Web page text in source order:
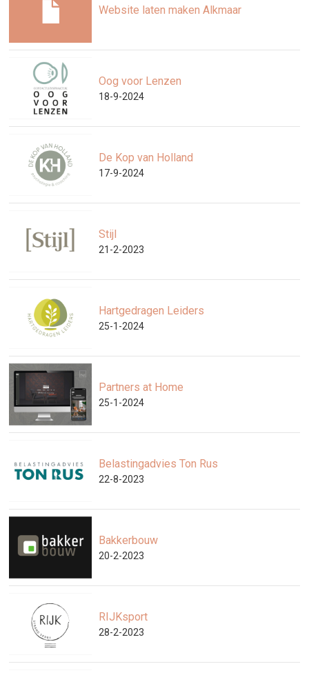
Website laten maken Alkmaar
Oog voor Lenzen
18-9-2024
De Kop van Holland
17-9-2024
Stijl
21-2-2023
Hartgedragen Leiders
25-1-2024
Partners at Home
25-1-2024
Belastingadvies Ton Rus
22-8-2023
Bakkerbouw
20-2-2023
RIJKsport
28-2-2023